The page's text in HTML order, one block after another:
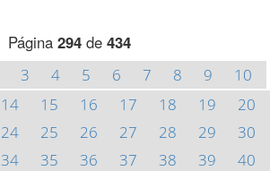
Página 294de 434
3 4 5 6 7 8 9
10
14 15 16 17 18 19
20
24 25 26 27 28 29
30
34 35 36 37 38 39
40